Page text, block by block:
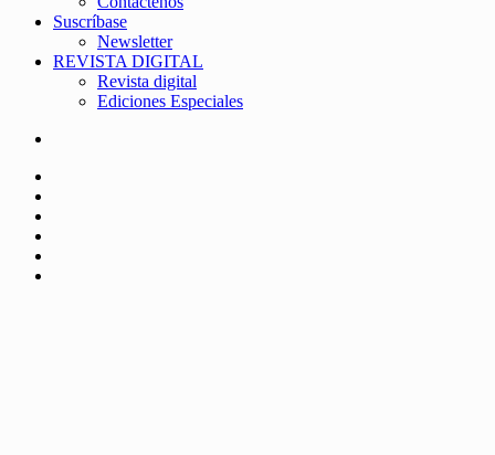
Suscríbase
Newsletter
REVISTA DIGITAL
Revista digital
Ediciones Especiales